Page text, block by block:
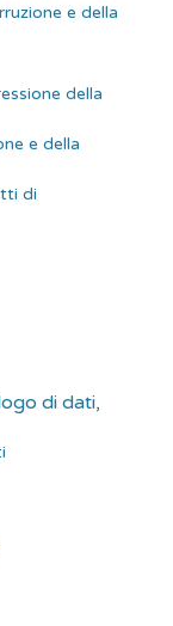
e della
della
e della
di
di dati,